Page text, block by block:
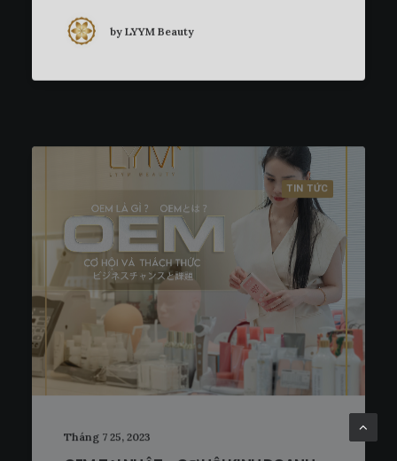
Tháng 7 25, 2023
CÙNG THƯƠNG HIỆU CỦA CHÍNH MÌNH